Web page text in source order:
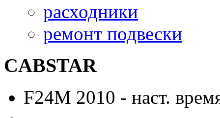
расходники
ремонт подвески
CABSTAR
F24M 2010 - наст.